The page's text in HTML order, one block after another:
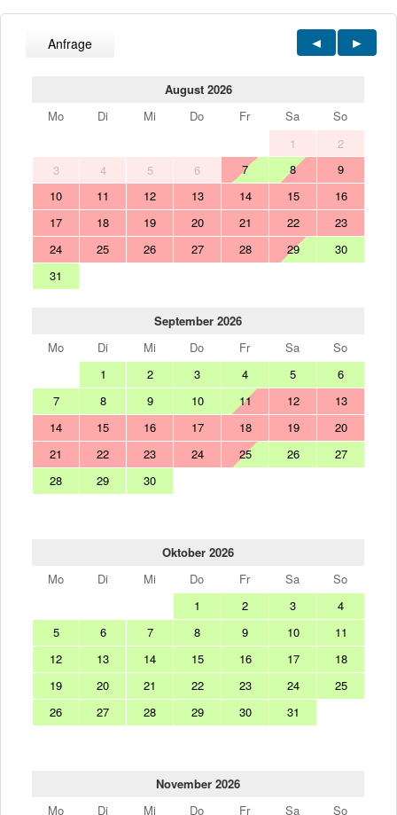
Anfrage
August 2026
Mo
Di Mi Do Fr Sa
So
1
2
3
4 5 6 7 8
9
10
11 12 13 14 15
16
17
18 19 20 21 22
23
24
25 26 27 28 29
30
31
September 2026
Mo
Di Mi Do Fr Sa
So
1
2 3 4 5
6
7
8 9 10 11 12
13
14
15 16 17 18 19
20
21
22 23 24 25 26
27
28
29 30
Oktober 2026
Mo
Di Mi Do Fr Sa
So
1
2 3
4
5
6 7 8 9 10
11
12
13 14 15 16 17
18
19
20 21 22 23 24
25
26
27 28 29 30 31
November 2026
Mo
Di Mi Do Fr Sa
So